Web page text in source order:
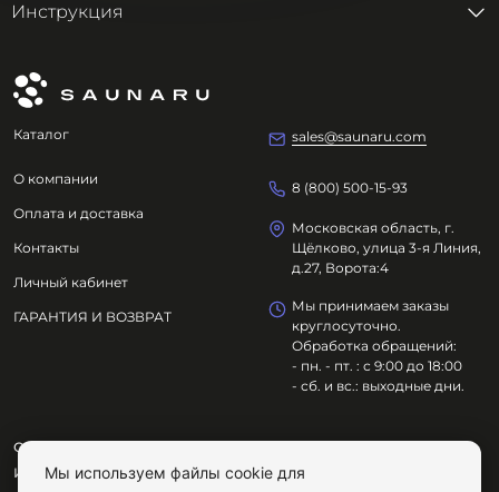
Инструкция
Каталог
О компании
Оплата и доставка
Контакты
Личный кабинет
ГАРАНТИЯ И ВОЗВРАТ
sales@saunaru.com
8 (800) 500-15-93
Московская область, г.
Щёлково, улица 3-я Линия,
д.27, Ворота:4
Мы принимаем заказы
круглосуточно.
Обработка обращений:
- пн. - пт. : с 9:00 до 18:00
- сб. и вс.: выходные дни.
ООО "ОЗДОРОВИТЕЛЬНЫЕ ТЕХНОЛОГИИ"
ИНН7801695614
Мы используем файлы cookie для